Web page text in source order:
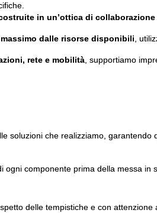
in un’ottica di
dalle risorse disponibili,
rete e mobilità, supportiamo
soluzioni che realizziamo, garantendo
componente prima della messa
delle tempistiche e con